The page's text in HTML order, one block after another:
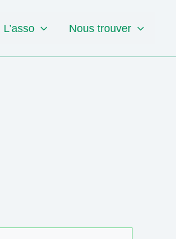
L’asso Nous trouver